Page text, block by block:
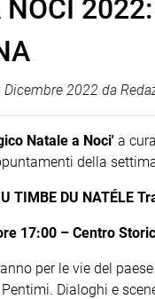
NOCI
2022 da
Natale a Noci' a
della
U TIMBE DU NATÉLE
17:00 – Centro
per le vie del
Dialoghi e